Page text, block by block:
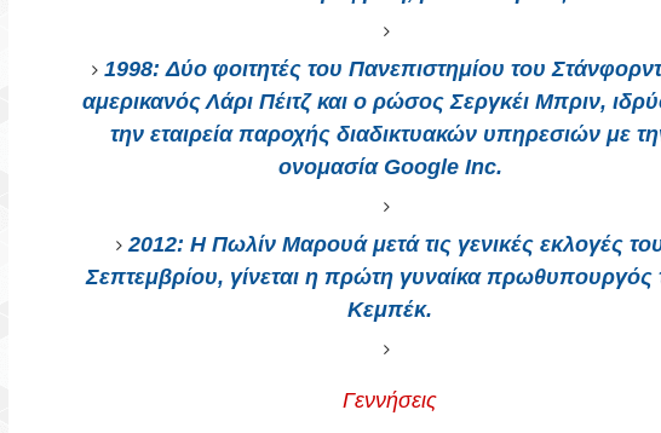
1998: Δύο φοιτητές του Πανεπιστημίου του
αμερικανός Λάρι Πέιτζ και ο ρώσος Σεργκέι Μπριν,
την εταιρεία παροχής διαδικτυακών υπηρεσιών με
ονομασία Google Inc.
2012: Η Πωλίν Μαρουά μετά τις γενικές εκλογές
Σεπτεμβρίου, γίνεται η πρώτη γυναίκα πρωθυπουργός
Κεμπέκ.
Γεννήσεις